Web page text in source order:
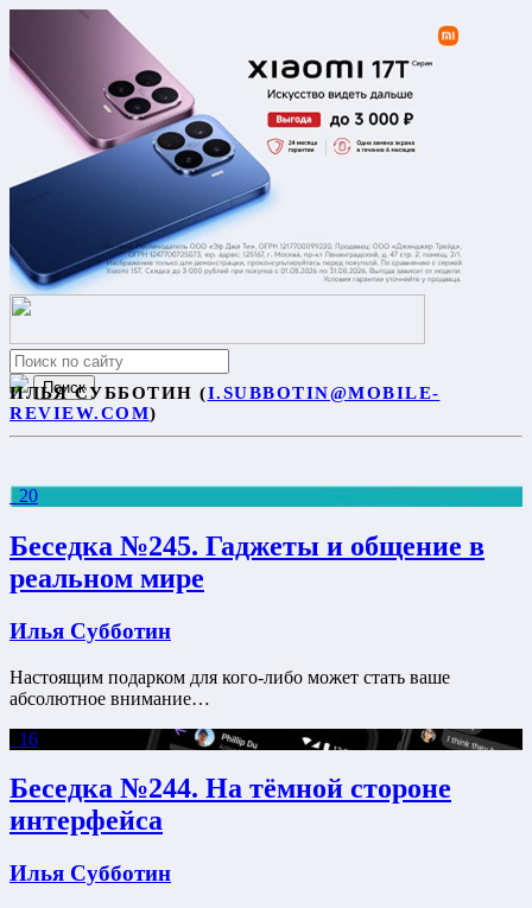
ИЛЬЯ СУББОТИН (I.SUBBOTIN@MOBILE-
REVIEW.COM)
20
Беседка №245. Гаджеты и общение в
реальном мире
Илья Субботин
Настоящим подарком для кого-либо может стать ваше
абсолютное внимание…
16
Беседка №244. На тёмной стороне
интерфейса
Илья Субботин